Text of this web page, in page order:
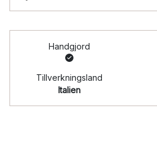
Handgjord
Tillverkningsland
Italien